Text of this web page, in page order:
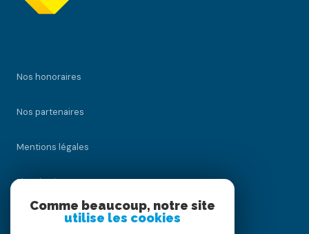
Nos honoraires
Nos partenaires
Mentions légales
Plan du site
Comme beaucoup, notre site
utilise les cookies